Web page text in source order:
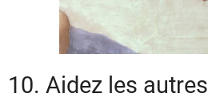
10. Aidez les autres